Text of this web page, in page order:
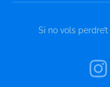
Si no vols